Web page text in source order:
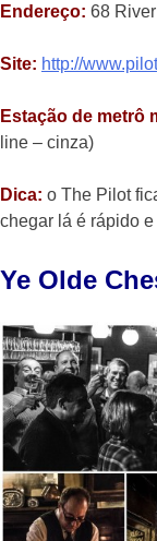
Endereço: 68
Site: http://
Estação de metrô
line – cinza)
Dica: o The Pilot
chegar lá é rápido
Ye Olde